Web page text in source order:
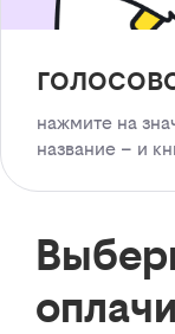
нажмите на
название – и